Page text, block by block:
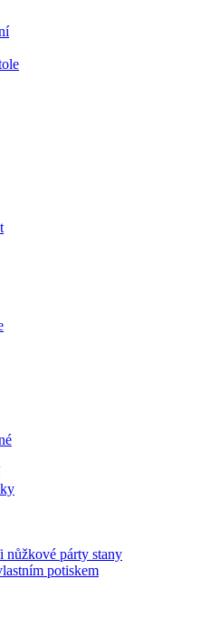
nůžkové párty stany
potiskem